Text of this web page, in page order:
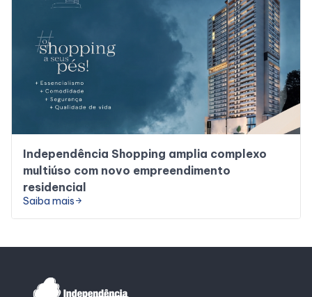
Independência Shopping amplia complexo
multiúso com novo empreendimento
residencial
Saiba mais arrow_forward